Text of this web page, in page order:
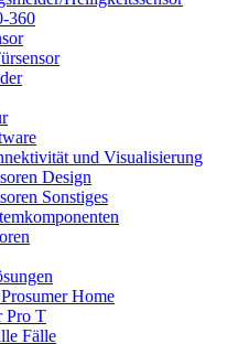
360
und Visualisierung
Design
Sonstiges
Home
Pro T
Fälle